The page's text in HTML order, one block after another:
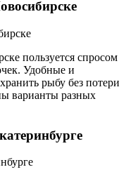
пользуется спросом
Удобные и
рыбу без потери
варианты разных